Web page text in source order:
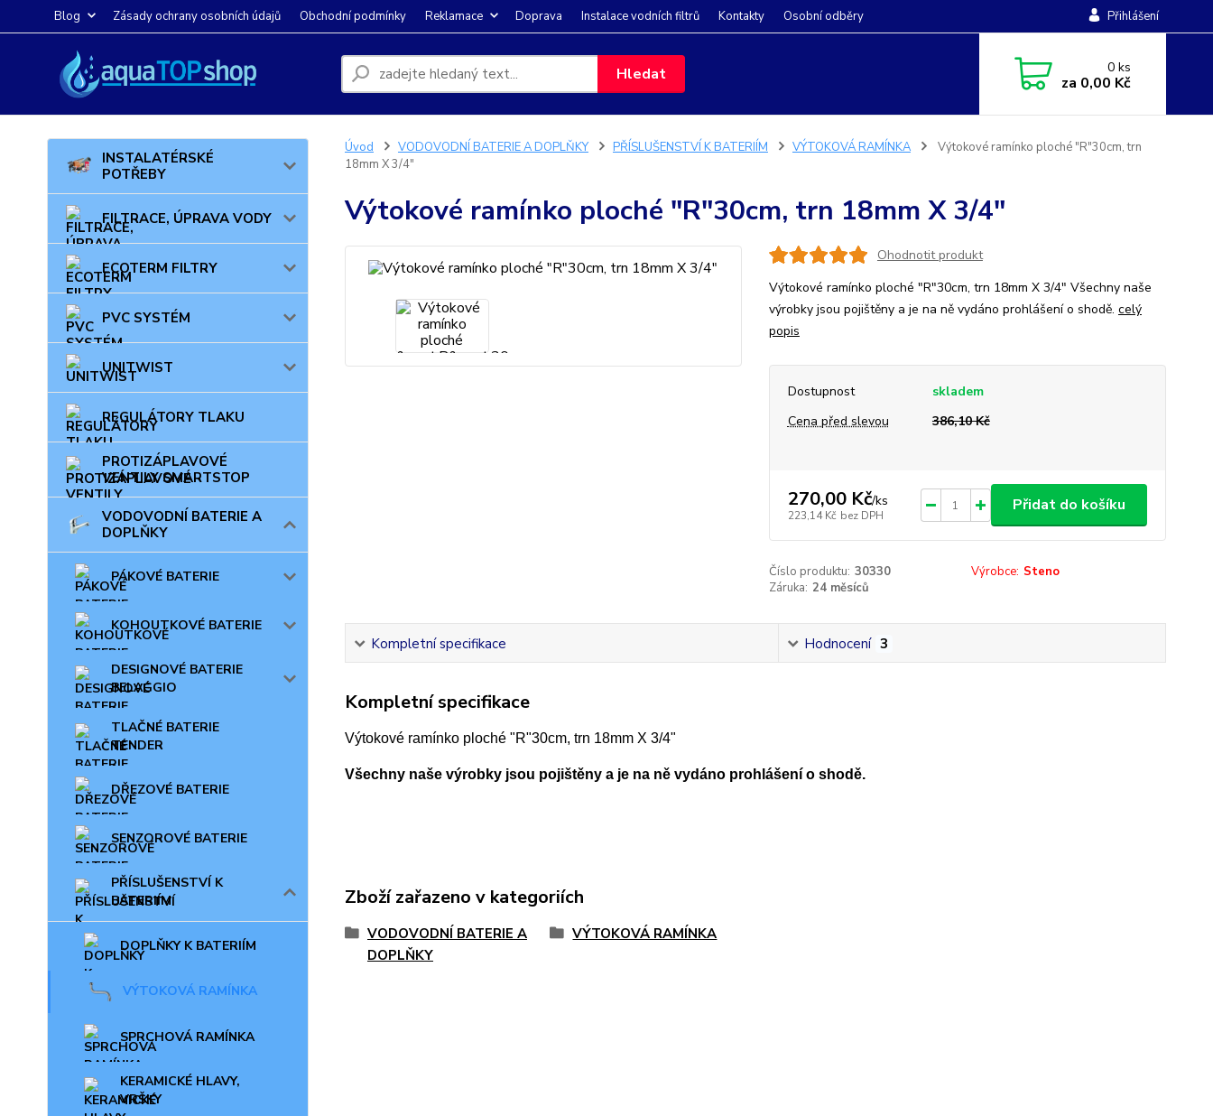
Blog Zásady ochrany osobních údajů Obchodní podmínky Reklamace Doprava Instalace vodních filtrů Kontakty Osobní odběry Přihlášení
Hledat 0ks
za 0,00 Kč
INSTALATÉRSKÉ
POTŘEBY
FILTRACE, ÚPRAVA VODY
ECOTERM FILTRY
PVC SYSTÉM
UNITWIST
REGULÁTORY TLAKU
PROTIZÁPLAVOVÉ
VENTILY SMARTSTOP
VODOVODNÍ BATERIE A
DOPLŇKY
PÁKOVÉ BATERIE
KOHOUTKOVÉ BATERIE
DESIGNOVÉ BATERIE
BELAGGIO
TLAČNÉ BATERIE
TENDER
DŘEZOVÉ BATERIE
SENZOROVÉ BATERIE
PŘÍSLUŠENSTVÍ K
BATERIÍM
DOPLŇKY K BATERIÍM
VÝTOKOVÁ RAMÍNKA
SPRCHOVÁ RAMÍNKA
KERAMICKÉ HLAVY,
VRŠKY
Úvod VODOVODNÍ BATERIE A DOPLŇKY PŘÍSLUŠENSTVÍ K BATERIÍM VÝTOKOVÁ RAMÍNKA
Výtokové ramínko ploché "R"30cm, trn
18mm X 3/4"
Výtokové ramínko ploché "R"30cm, trn 18mm X 3/4"
Ohodnotit produkt
Výtokové ramínko ploché "R"30cm, trn 18mm X 3/4" Všechny naše
výrobky jsou pojištěny a je na ně vydáno prohlášení o shodě. celý
popis
Dostupnost
skladem
Cena před slevou
386,10 Kč
270,00 Kč/ks
223,14 Kč bez DPH
Přidat do košíku
Číslo produktu: 30330 Výrobce: Steno
Záruka: 24 měsíců
Kompletní specifikace Hodnocení 3
Kompletní specifikace
Výtokové ramínko ploché "R"30cm, trn 18mm X 3/4"
Všechny naše výrobky jsou pojištěny a je na ně vydáno prohlášení o shodě.
Zboží zařazeno v kategoriích
VODOVODNÍ BATERIE A
DOPLŇKY
VÝTOKOVÁ RAMÍNKA